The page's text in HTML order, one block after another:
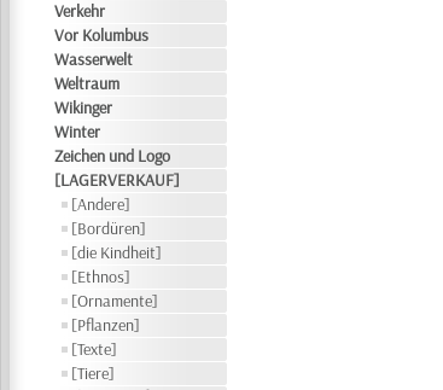
Verkehr
Vor Kolumbus
Wasserwelt
Weltraum
Wikinger
Winter
Zeichen und Logo
[LAGERVERKAUF]
[Andere]
[Bordüren]
[die Kindheit]
[Ethnos]
[Ornamente]
[Pflanzen]
[Texte]
[Tiere]